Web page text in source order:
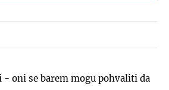
- oni se barem mogu pohvaliti da